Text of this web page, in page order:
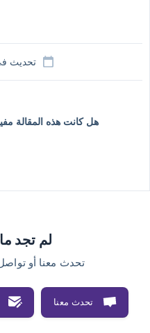
تحديث في: 22/04/
هل كانت هذه المقالة
لم تجد
تحدث معنا أو تواصل
تحدث معنا